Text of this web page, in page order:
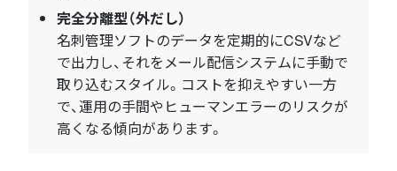
完全分離型（外だし）
名刺管理ソフトのデータを定期的にCSVなど
で出力し、それをメール配信システムに手動で
取り込むスタイル。コストを抑えやすい一方
で、運用の手間やヒューマンエラーのリスクが
高くなる傾向があります。